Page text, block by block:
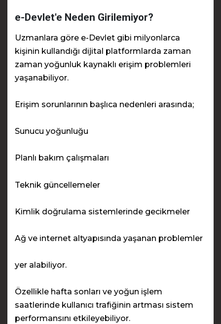
e-Devlet'e Neden Girilemiyor?
Uzmanlara göre e-Devlet gibi milyonlarca
kişinin kullandığı dijital platformlarda zaman
zaman yoğunluk kaynaklı erişim problemleri
yaşanabiliyor.
Erişim sorunlarının başlıca nedenleri arasında;
Sunucu yoğunluğu
Planlı bakım çalışmaları
Teknik güncellemeler
Kimlik doğrulama sistemlerinde gecikmeler
Ağ ve internet altyapısında yaşanan problemler
yer alabiliyor.
Özellikle hafta sonları ve yoğun işlem
saatlerinde kullanıcı trafiğinin artması sistem
performansını etkileyebiliyor.